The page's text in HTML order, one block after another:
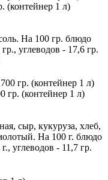
(контейнер 1 л)
На 100 гр. блюдо
углеводов - 17,6 гр.
гр. (контейнер 1 л)
сыр, кукуруза, хлеб,
На 100 г. блюдо
углеводов - 11,7 гр.